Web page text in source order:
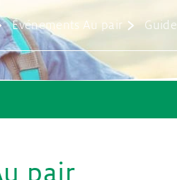
Australie
Événements Au pair Guide
pour devenir Au Pair
Au Pair
pair